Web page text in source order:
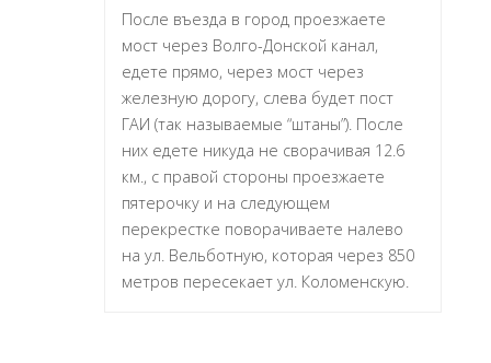
После въезда в город проезжаете
мост через Волго-Донской канал,
едете прямо, через мост через
железную дорогу, слева будет пост
ГАИ (так называемые “штаны”). После
них едете никуда не сворачивая 12.6
км., с правой стороны проезжаете
пятерочку и на следующем
перекрестке поворачиваете налево
на ул. Вельботную, которая через 850
метров пересекает ул. Коломенскую.